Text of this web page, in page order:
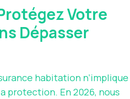
Votre
Dépasser
habitation n’implique
protection. En 2026, nous